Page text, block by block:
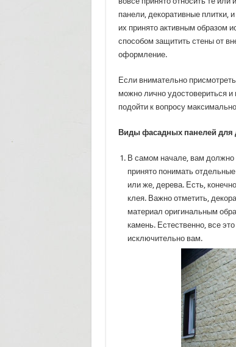
панели, декоративные плитки,
их принято активным образом
способом защитить стены от
оформление.
Если внимательно
можно лично удостовериться и
подойти к вопросу
Виды фасадных панелей для
В самом начале, вам должно
принято понимать
или же, дерева. Есть,
клея. Важно отметить,
материал оригинальным
камень. Естественно, все
исключительно вам.